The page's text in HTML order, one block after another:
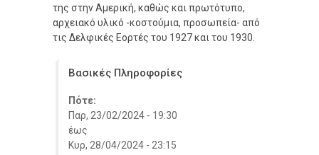
της στην Αμερική, καθώς και πρωτότυπο,
αρχειακό υλικό -κοστούμια, προσωπεία- από
τις Δελφικές Εορτές του 1927 και του 1930.
Βασικές Πληροφορίες
Πότε:
Παρ, 23/02/2024 - 19:30
έως
Κυρ, 28/04/2024 - 23:15